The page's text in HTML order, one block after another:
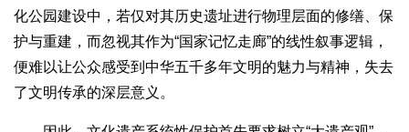
化公园建设中，若仅对其历史遗址进行物理层面的修缮、保
护与重建，而忽视其作为“国家记忆走廊”的线性叙事逻辑，
便难以让公众感受到中华五千多年文明的魅力与精神，失去
了文明传承的深层意义。